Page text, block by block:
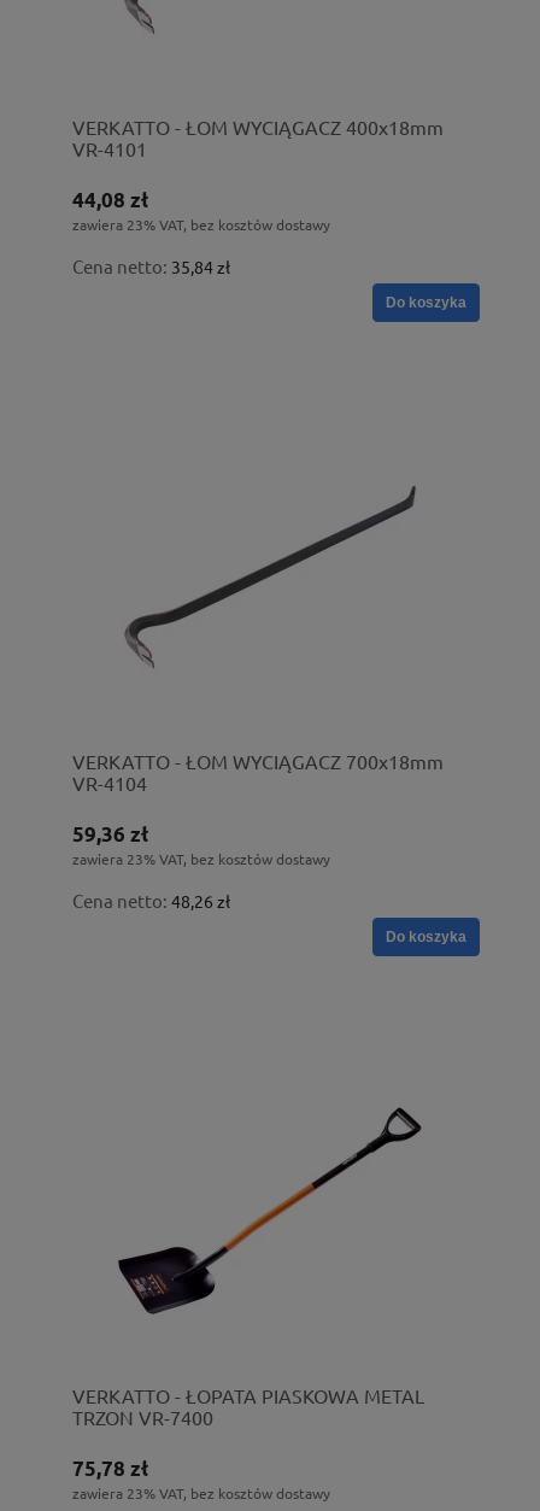
VERKATTO - ŁOM WYCIĄGACZ 400x18mm
VR-4101
44,08 zł
zawiera 23% VAT, bez kosztów dostawy
Cena netto: 35,84 zł
Do koszyka
VERKATTO - ŁOM WYCIĄGACZ 700x18mm
VR-4104
59,36 zł
zawiera 23% VAT, bez kosztów dostawy
Cena netto: 48,26 zł
Do koszyka
VERKATTO - ŁOPATA PIASKOWA METAL
TRZON VR-7400
75,78 zł
zawiera 23% VAT, bez kosztów dostawy